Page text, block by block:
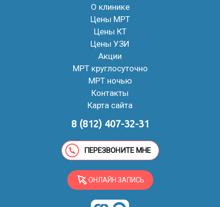
О клинике
Цены МРТ
Цены КТ
Цены УЗИ
Акции
МРТ круглосуточно
МРТ ночью
Контакты
Карта сайта
8 (812) 407-32-31
ПЕРЕЗВОНИТЕ МНЕ
ОНЛАЙН ЗАПИСЬ